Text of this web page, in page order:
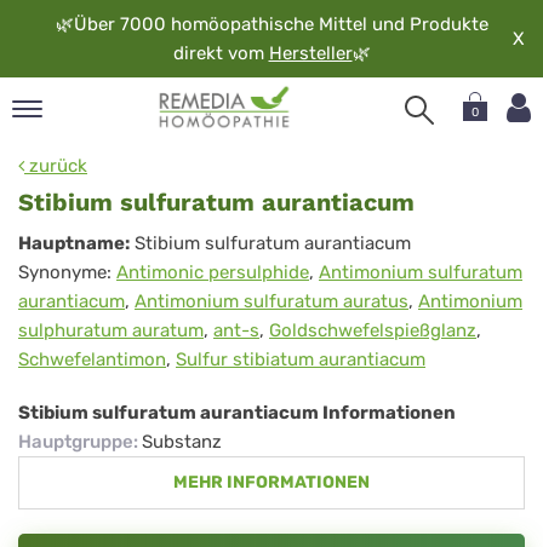
🌿Über 7000 homöopathische Mittel und Produkte
direkt vom Hersteller🌿
X
0
zurück
Stibium sulfuratum aurantiacum
Stibium
sulfuratum
aurantiacum
Hauptname: Stibium sulfuratum aurantiacum
Synonyme: Antimonic persulphide, Antimonium sulfuratum
aurantiacum, Antimonium sulfuratum auratus, Antimonium
sulphuratum auratum, ant-s, Goldschwefelspießglanz,
Schwefelantimon, Sulfur stibiatum aurantiacum
Stibium sulfuratum aurantiacum Informationen
Hauptgruppe: Substanz
MEHR INFORMATIONEN